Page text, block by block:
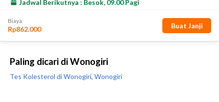
Paling dicari di Wonogiri
Tes Kolesterol di Wonogiri, Wonogiri